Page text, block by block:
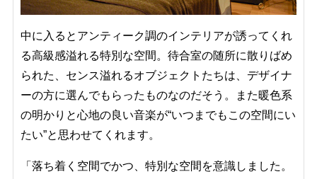
中に入るとアンティーク調のインテリアが誘ってくれ
る高級感溢れる特別な空間。待合室の随所に散りばめ
られた、センス溢れるオブジェクトたちは、デザイナ
ーの方に選んでもらったものなのだそう。また暖色系
の明かりと心地の良い音楽が“いつまでもこの空間にい
たい”と思わせてくれます。
「落ち着く空間でかつ、特別な空間を意識しました。